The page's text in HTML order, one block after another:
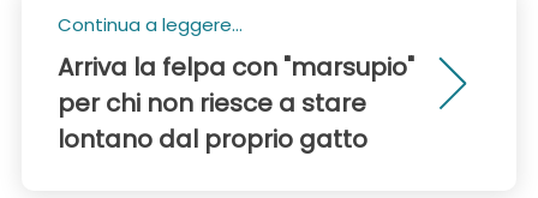
Continua a leggere...
Arriva la felpa con "marsupio"
per chi non riesce a stare
lontano dal proprio gatto